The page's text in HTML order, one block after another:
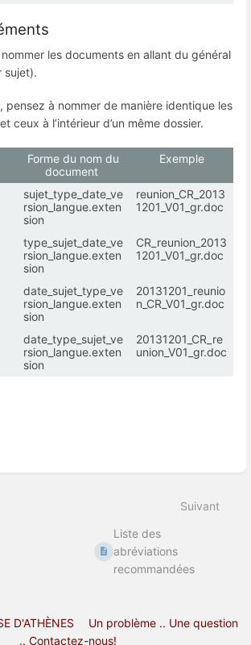
les documents en allant du général
sujet).
pensez à nommer de manière identique les
ceux à l’intérieur d’un même dossier.
Forme du nom du
document
Exemple
sujet_type_date_ve
rsion_langue.exten
sion
reunion_CR_2013
1201_V01_gr.doc
type_sujet_date_ve
rsion_langue.exten
sion
CR_reunion_2013
1201_V01_gr.doc
date_sujet_type_ve
rsion_langue.exten
sion
20131201_reunio
n_CR_V01_gr.doc
date_type_sujet_ve
rsion_langue.exten
sion
20131201_CR_re
union_V01_gr.doc
Suivant
Liste des
abréviations
recommandées
D'ATHÈNES
Un problème .. Une question
.. Contactez-nous!